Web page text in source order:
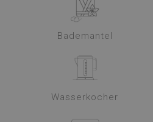
Bademantel
Wasserkocher